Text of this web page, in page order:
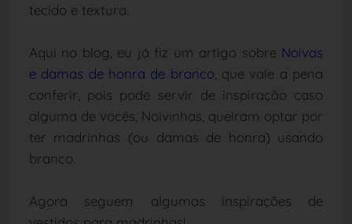
tecido e textura.
Aqui no blog, eu já fiz um artigo sobre Noivas
e damas de honra de branco , que vale a pena
conferir, pois pode servir de inspiração caso
alguma de vocês, Noivinhas, queiram optar por
ter madrinhas (ou damas de honra) usando
branco.
Agora seguem algumas inspirações de